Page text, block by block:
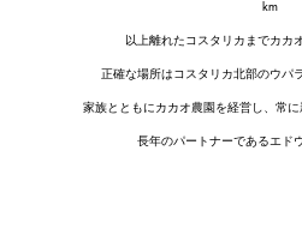
km
以上離れたコスタリカまでカカ
正確な場所はコスタリカ北部のウパ
家族とともにカカオ農園を経営し、常に
長年のパートナーであるエド